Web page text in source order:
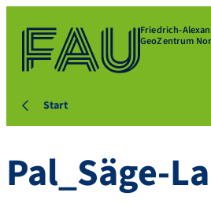
Friedrich-
GeoZentrum
Start
Pal_Säge-